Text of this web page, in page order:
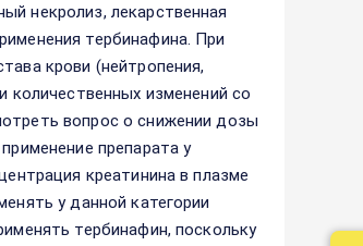
некролиз, лекарственная
тербинафина. При
крови (нейтропения,
количественных изменений со
вопрос о снижении дозы
препарата у
креатинина в плазме
у данной категории
тербинафин, поскольку